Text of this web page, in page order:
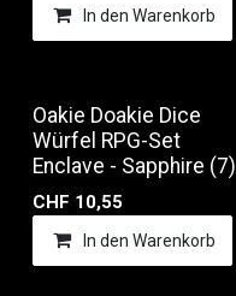
In den Warenkorb
Oakie Doakie Dice
Würfel RPG-Set
Enclave - Sapphire (7)
CHF 10,55
In den Warenkorb